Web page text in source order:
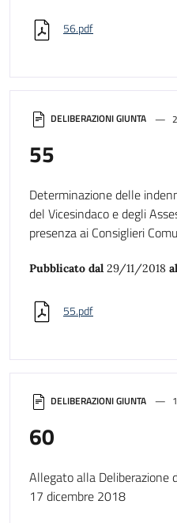
DELIBERAZIONI GIUNTA
60
Allegato alla Deliberazione
17 dicembre 2018
DELIBERAZIONI GIUNTA
55
Determinazione delle
del Vicesindaco e degli
presenza ai Consiglieri
Pubblicato dal 29/11/2018 al
55.pdf
56.pdf